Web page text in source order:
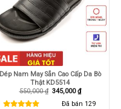
Dép Nam May Sẵn Cao Cấp Da Bò
Thật KD5514
550,000₫ Giá
345,000₫Giá
hiện
tại
Đã bán 129